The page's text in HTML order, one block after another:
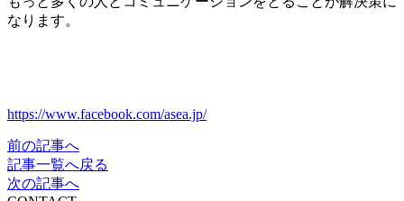
なります。
https://www.facebook.com/asea.jp/
前の記事へ
記事一覧へ戻る
次の記事へ